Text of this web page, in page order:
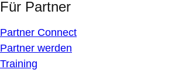
Für Partner
Partner Connect
Partner werden
Training